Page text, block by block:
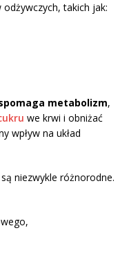
odżywczych, takich jak:
metabolizm,
we krwi i obniżać
wpływ na układ
są niezwykle różnorodne.